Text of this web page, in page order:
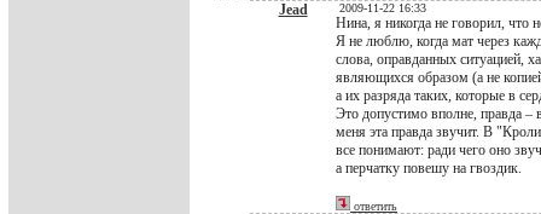
Jead 2009-11-22 16:33
Нина, я никогда не говорил, что
Я не люблю, когда мат через
слова, оправданных ситуацией,
являющихся образом (а не
а их разряда таких, которые в
Это допустимо вполне, правда –
меня эта правда звучит. В
все понимают: ради чего оно
а перчатку повешу на гвоздик.
ответить